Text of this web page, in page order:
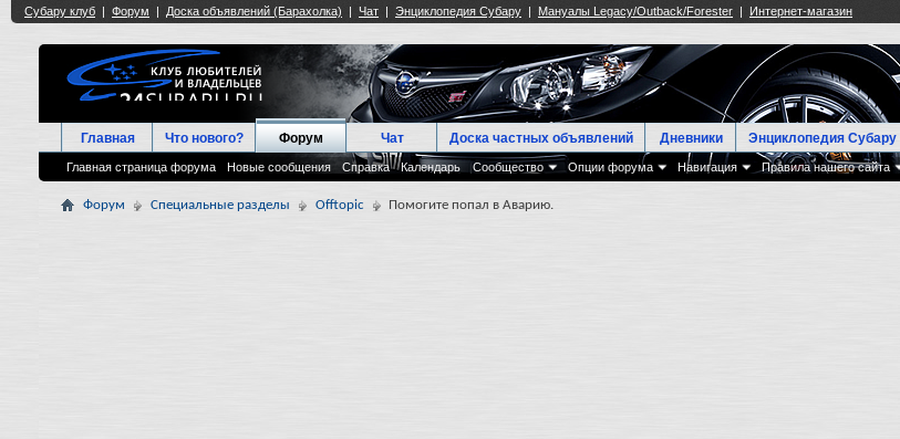
Главная Что нового? Форум
Главная страница форума Новые сообщения Справка Календарь Сообщество Опции форума Навигация Правила нашего сайта
Чат Доска частных объявлений Дневники Энциклопедия Субару
Форум Специальные разделы Offtopic Помогите попал в Аварию.